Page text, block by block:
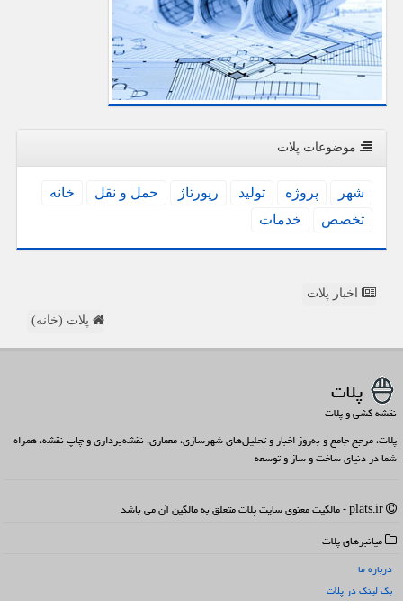
موضوعات پلات
شهر پروژه تولید رپورتاژ حمل و نقل
خانه
تخصص
خدمات
اخبار پلات
پلات (خانه)
پلات
نقشه کشی و پلات
پلات، مرجع جامع و به‌روز اخبار و تحلیل‌های شهرسازی، معماری، نقشه‌برداری و چاپ نقشه، همراه
شما در دنیای ساخت و ساز و توسعه
میانبرهای پلات
درباره ما
بک لینک در پلات